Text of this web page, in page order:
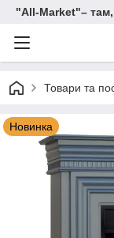
"All-Мarket"– там,
Товари та
Новинка